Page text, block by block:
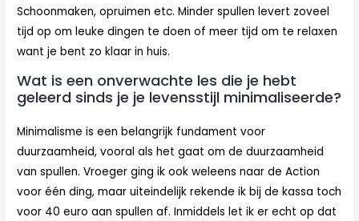
Schoonmaken, opruimen etc. Minder spullen levert zoveel
tijd op om leuke dingen te doen of meer tijd om te relaxen
want je bent zo klaar in huis.
Wat is een onverwachte les die je hebt
geleerd sinds je je levensstijl minimaliseerde?
Minimalisme is een belangrijk fundament voor
duurzaamheid, vooral als het gaat om de duurzaamheid
van spullen. Vroeger ging ik ook weleens naar de Action
voor één ding, maar uiteindelijk rekende ik bij de kassa toch
voor 40 euro aan spullen af. Inmiddels let ik er echt op dat